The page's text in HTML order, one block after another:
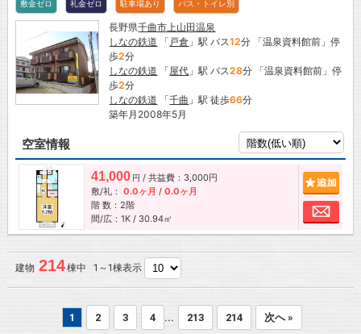
敷金ゼロ 礼金ゼロ 駐車場あり バス・トイレ別
長野県千曲市上山田温泉
しなの鉄道 「 戸倉 」駅 バス12分 「温泉資料館前」停
歩2分
しなの鉄道 「屋代 」駅 バス28分 「温泉資料館前」停
歩2分
しなの鉄道 「千曲 」駅 徒歩66分
築年月2008年5月
空室情報
41,000 円 / 共益費：3,000円
敷/礼： 0.0ヶ月 / 0.0ヶ月
階 数：2階
間/広：1K / 30.94㎡
お
建物 214棟中 1～1棟表示
1 2 3 4 ... 213 214 次へ »